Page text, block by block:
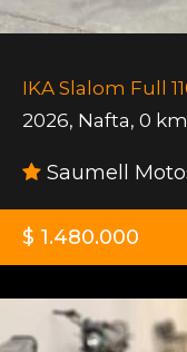
IKA Slalom Full
2026, Nafta, 0
Saumell
$ 1.480.000